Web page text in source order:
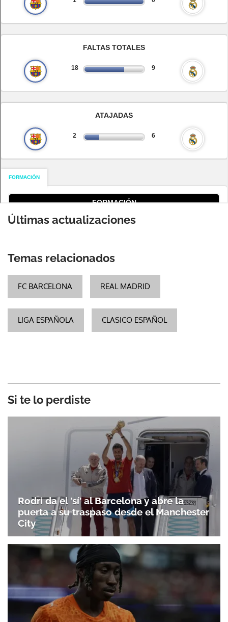
ACEPTAR
Últimas actualizaciones
Temas relacionados
FC BARCELONA REAL MADRID
LIGA ESPAÑOLA CLASICO ESPAÑOL
Si te lo perdiste
Rodri da el 'sí' al Barcelona y abre la
puerta a su traspaso desde el Manchester
City